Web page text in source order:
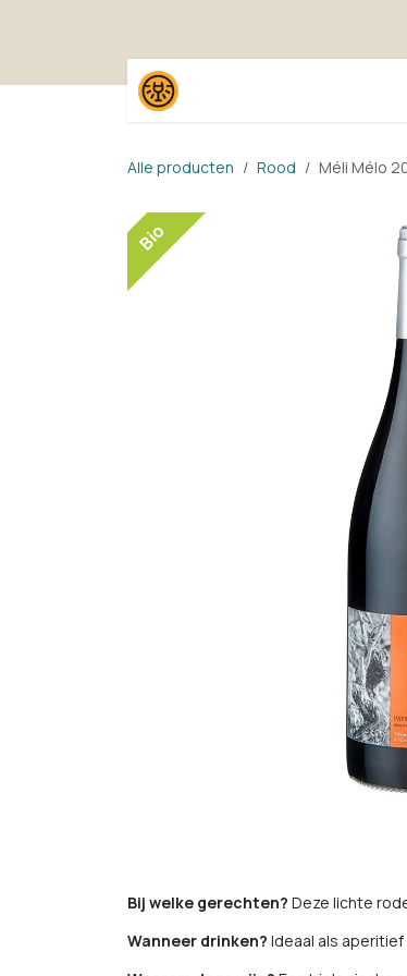
Alle producten Rood Méli Mélo
Bio
Bij welke gerechten? Deze lichte
Wanneer drinken? Ideaal als